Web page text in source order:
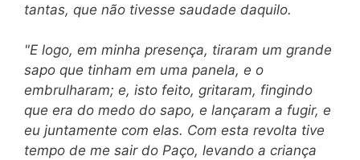
tantas, que não tivesse saudade daquilo.
"E logo, em minha presença, tiraram um grande
sapo que tinham em uma panela, e o
embrulharam; e, isto feito, gritaram, fingindo
que era do medo do sapo, e lançaram a fugir, e
eu juntamente com elas. Com esta revolta tive
tempo de me sair do Paço, levando a criança